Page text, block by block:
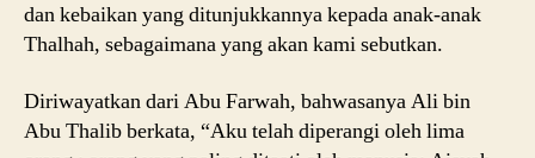
dan kebaikan yang ditunjukkannya kepada anak-anak
Thalhah, sebagaimana yang akan kami sebutkan.
Diriwayatkan dari Abu Farwah, bahwasanya Ali bin
Abu Thalib berkata, “Aku telah diperangi oleh lima